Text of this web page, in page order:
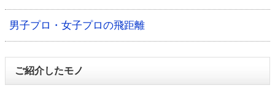
男子プロ・女子プロの飛距離
ご紹介したモノ